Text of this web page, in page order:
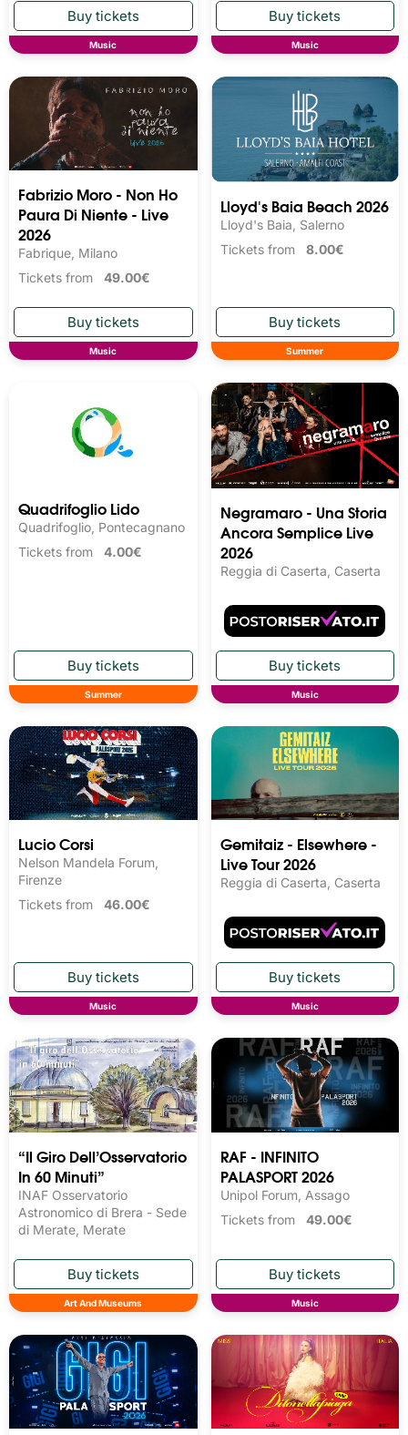
Music Music
Fabrizio Moro - Non Ho
Paura Di Niente - Live
2026
Fabrique, Milano
Tickets from 49.00€
Music
Lloyd's Baia Beach 2026
Lloyd's Baia, Salerno
Tickets from 8.00€
Summer
Quadrifoglio Lido
Quadrifoglio, Pontecagnano
Tickets from 4.00€
Summer
Negramaro - Una Storia
Ancora Semplice Live
2026
Reggia di Caserta, Caserta
Music
Lucio Corsi
Nelson Mandela Forum,
Firenze
Tickets from 46.00€
Music
Gemitaiz - Elsewhere -
Live Tour 2026
Reggia di Caserta, Caserta
Music
“Il Giro Dell’Osservatorio
In 60 Minuti”
INAF Osservatorio
Astronomico di Brera - Sede
di Merate, Merate
Art And Museums
RAF - INFINITO
PALASPORT 2026
Unipol Forum, Assago
Tickets from 49.00€
Music